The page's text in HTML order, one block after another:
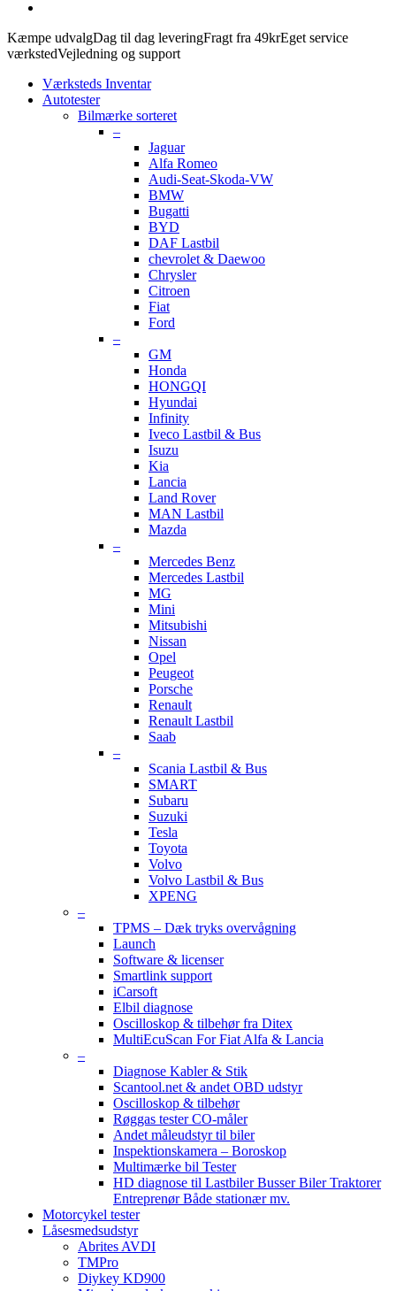
Kæmpe udvalgDag til dag leveringFragt fra 49krEget service
værkstedVejledning og support
Værksteds Inventar
Autotester
Bilmærke sorteret
–
Jaguar
Alfa Romeo
Audi-Seat-Skoda-VW
BMW
Bugatti
BYD
DAF Lastbil
chevrolet & Daewoo
Chrysler
Citroen
Fiat
Ford
–
GM
Honda
HONGQI
Hyundai
Infinity
Iveco Lastbil & Bus
Isuzu
Kia
Lancia
Land Rover
MAN Lastbil
Mazda
–
Mercedes Benz
Mercedes Lastbil
MG
Mini
Mitsubishi
Nissan
Opel
Peugeot
Porsche
Renault
Renault Lastbil
Saab
–
Scania Lastbil & Bus
SMART
Subaru
Suzuki
Tesla
Toyota
Volvo
Volvo Lastbil & Bus
XPENG
–
TPMS – Dæk tryks overvågning
Launch
Software & licenser
Smartlink support
iCarsoft
Elbil diagnose
Oscilloskop & tilbehør fra Ditex
MultiEcuScan For Fiat Alfa & Lancia
–
Diagnose Kabler & Stik
Scantool.net & andet OBD udstyr
Oscilloskop & tilbehør
Røggas tester CO-måler
Andet måleudstyr til biler
Inspektionskamera – Boroskop
Multimærke bil Tester
HD diagnose til Lastbiler Busser Biler Traktorer
Entreprenør Både stationær mv.
Motorcykel tester
Låsesmedsudstyr
Abrites AVDI
TMPro
Diykey KD900